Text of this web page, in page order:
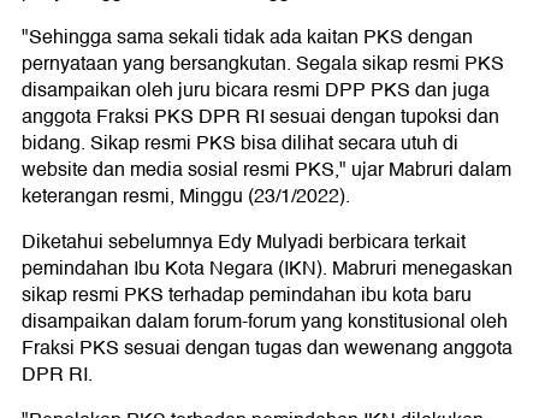
"Sehingga sama sekali tidak ada kaitan PKS dengan
pernyataan yang bersangkutan. Segala sikap resmi PKS
disampaikan oleh juru bicara resmi DPP PKS dan juga
anggota Fraksi PKS DPR RI sesuai dengan tupoksi dan
bidang. Sikap resmi PKS bisa dilihat secara utuh di
website dan media sosial resmi PKS," ujar Mabruri dalam
keterangan resmi, Minggu (23/1/2022).
Diketahui sebelumnya Edy Mulyadi berbicara terkait
pemindahan Ibu Kota Negara (IKN). Mabruri menegaskan
sikap resmi PKS terhadap pemindahan ibu kota baru
disampaikan dalam forum-forum yang konstitusional oleh
Fraksi PKS sesuai dengan tugas dan wewenang anggota
DPR RI.